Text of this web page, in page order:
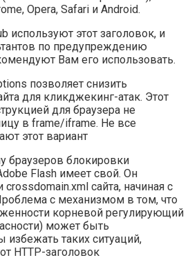
Opera, Safari и Android.
используют этот заголовок, и
по предупреждению
Вам его использовать.
позволяет снизить
для кликджекинг-атак. Этот
для браузера не
в frame/iframe. Не все
этот вариант
браузеров блокировки
Flash имеет свой. Он
сайта, начиная с
с механизмом в том, что
корневой регулирующий
может быть
избежать таких ситуаций,
HTTP-заголовок